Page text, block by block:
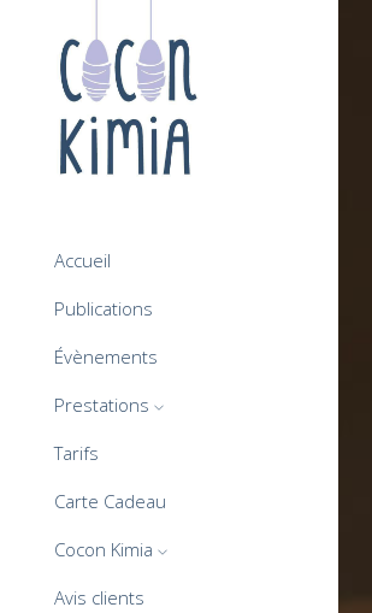
Accueil
Publications
Évènements
Prestations
Tarifs
Carte Cadeau
Cocon Kimia
Avis clients